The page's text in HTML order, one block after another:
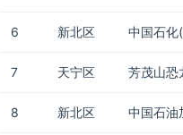
6 新北区 中国石化
7 天宁区 芳茂山恐
8 新北区 中国石油